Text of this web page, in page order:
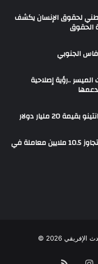
لحقوق الإنسان يكشف
الحقوق
الجنوبي
..رؤية إصلاحية
مليار دولار
رواندا.. نظام “إي كاش” للأداء الفوري يتجاوز 10.5 ملايين معاملة في
2026 ©